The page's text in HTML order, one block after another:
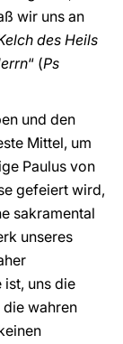
wir uns an
des Heils
“ (Ps
und den
Mittel, um
Paulus von
gefeiert wird,
sakramental
unseres
ist, uns die
die wahren